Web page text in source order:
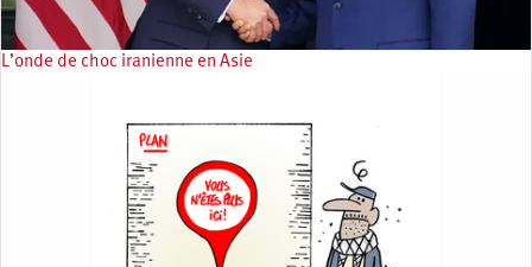
L’onde de choc iranienne en Asie